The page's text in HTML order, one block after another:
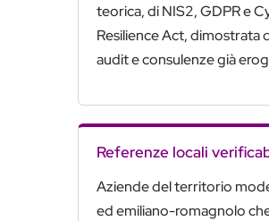
teorica, di NIS2, GDPR e
Resilience Act, dimostrata
audit e consulenze già
Referenze locali
Aziende del territorio
ed emiliano-romagnolo